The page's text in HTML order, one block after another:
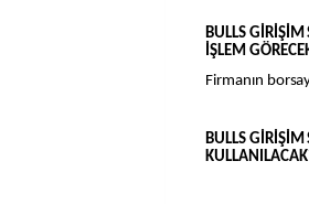
BULLS GİRİŞİM
İŞLEM
Firmanın
BULLS GİRİŞİM